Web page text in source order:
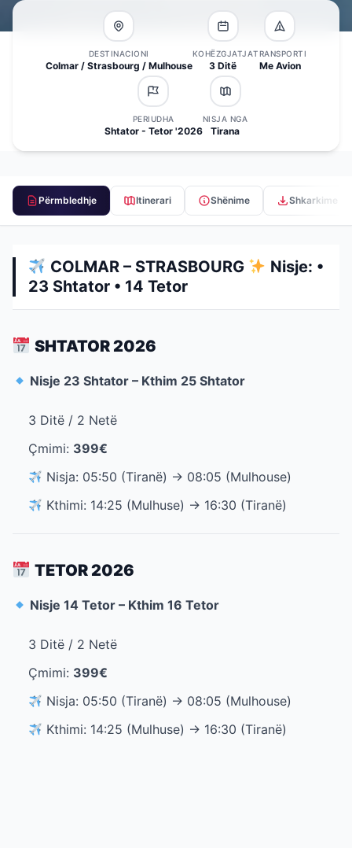
DESTINACIONI
Colmar / Strasbourg / Mulhouse
KOHËZGJATJA
3 Ditë
TRANSPORTI
Me Avion
PERIUDHA
Shtator - Tetor '2026
NISJA NGA
Tirana
Përmbledhje Itinerari Shënime Shkarkime
COLMAR – STRASBOURG
Nisje: •
23 Shtator • 14 Tetor
SHTATOR 2026
Nisje 23 Shtator – Kthim 25 Shtator
3 Ditë / 2 Netë
Çmimi: 399€
Nisja: 05:50 (Tiranë) → 08:05 (Mulhouse)
Kthimi: 14:25 (Mulhuse) → 16:30 (Tiranë)
TETOR 2026
Nisje 14 Tetor – Kthim 16 Tetor
3 Ditë / 2 Netë
Çmimi: 399€
Nisja: 05:50 (Tiranë) → 08:05 (Mulhouse)
Kthimi: 14:25 (Mulhuse) → 16:30 (Tiranë)